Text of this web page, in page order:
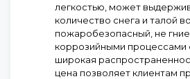
легкостью, может
количество снега и талой
пожаробезопасный, не
коррозийными
широкая
цена позволяет клиентам